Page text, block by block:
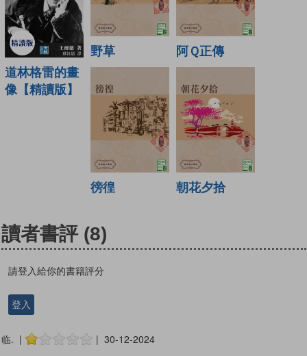
道林格雷的畫
像【精讀版】
野草 阿Ｑ正傳
徬徨 朝花夕拾
讀者書評 (8)
請登入給你的書籍評分
登入
临. | | 30-12-2024